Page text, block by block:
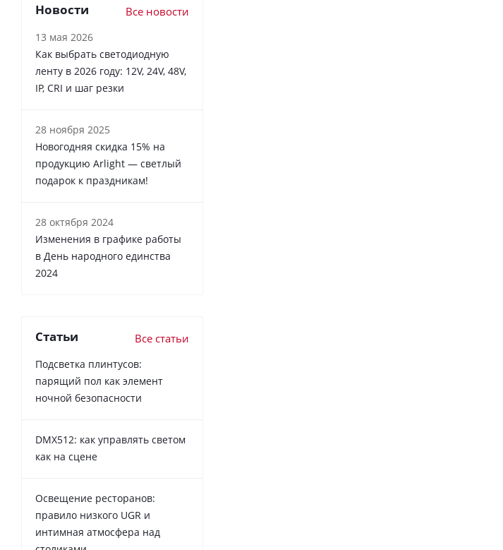
Новости Все новости
13 мая 2026
Как выбрать светодиодную
ленту в 2026 году: 12V, 24V, 48V,
IP, CRI и шаг резки
28 ноября 2025
Новогодняя скидка 15% на
продукцию Arlight — светлый
подарок к праздникам!
28 октября 2024
Изменения в графике работы
в День народного единства
2024
Статьи Все статьи
Подсветка плинтусов:
парящий пол как элемент
ночной безопасности
DMX512: как управлять светом
как на сцене
Освещение ресторанов:
правило низкого UGR и
интимная атмосфера над